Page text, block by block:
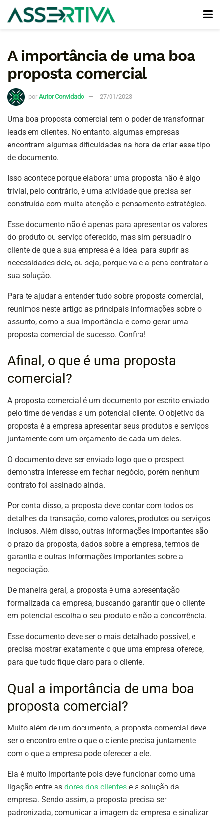
A importância de uma boa
proposta comercial
por Autor Convidado 27/01/2023
Uma boa proposta comercial tem o poder de transformar
leads em clientes. No entanto, algumas empresas
encontram algumas dificuldades na hora de criar esse tipo
de documento.
Isso acontece porque elaborar uma proposta não é algo
trivial, pelo contrário, é uma atividade que precisa ser
construída com muita atenção e pensamento estratégico.
Esse documento não é apenas para apresentar os valores
do produto ou serviço oferecido, mas sim persuadir o
cliente de que a sua empresa é a ideal para suprir as
necessidades dele, ou seja, porque vale a pena contratar a
sua solução.
Para te ajudar a entender tudo sobre proposta comercial,
reunimos neste artigo as principais informações sobre o
assunto, como a sua importância e como gerar uma
proposta comercial de sucesso. Confira!
Afinal, o que é uma proposta
comercial?
A proposta comercial é um documento por escrito enviado
pelo time de vendas a um potencial cliente. O objetivo da
proposta é a empresa apresentar seus produtos e serviços
juntamente com um orçamento de cada um deles.
O documento deve ser enviado logo que o prospect
demonstra interesse em fechar negócio, porém nenhum
contrato foi assinado ainda.
Por conta disso, a proposta deve contar com todos os
detalhes da transação, como valores, produtos ou serviços
inclusos. Além disso, outras informações importantes são
o prazo da proposta, dados sobre a empresa, termos de
garantia e outras informações importantes sobre a
negociação.
De maneira geral, a proposta é uma apresentação
formalizada da empresa, buscando garantir que o cliente
em potencial escolha o seu produto e não a concorrência.
Esse documento deve ser o mais detalhado possível, e
precisa mostrar exatamente o que uma empresa oferece,
para que tudo fique claro para o cliente.
Qual a importância de uma boa
proposta comercial?
Muito além de um documento, a proposta comercial deve
ser o encontro entre o que o cliente precisa juntamente
com o que a empresa pode oferecer a ele.
Ela é muito importante pois deve funcionar como uma
ligação entre as dores dos clientes e a solução da
empresa. Sendo assim, a proposta precisa ser
padronizada, comunicar a imagem da empresa e sinalizar